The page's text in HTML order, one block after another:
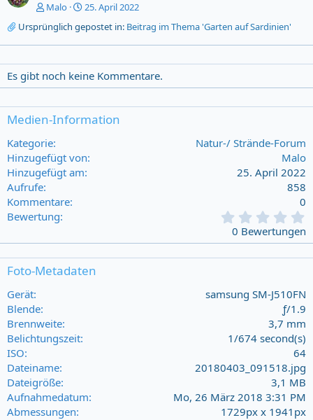
Malo
25. April 2022
Ursprünglich gepostet in: Beitrag im Thema 'Garten auf Sardinien'
Es gibt noch keine Kommentare.
Medien-Information
Kategorie
Natur-/ Strände-Forum
Hinzugefügt von
Malo
Hinzugefügt am
25. April 2022
Aufrufe
858
Kommentare
0
Bewertung
0
0
0 Bewertungen
Foto-Metadaten
Gerät
samsung SM-J510FN
Blende
ƒ/1.9
Brennweite
3,7 mm
Belichtungszeit
1/674 second(s)
ISO
64
Dateiname
20180403_091518.jpg
Dateigröße
3,1 MB
Aufnahmedatum
Mo, 26 März 2018 3:31 PM
Abmessungen
1729px x 1941px